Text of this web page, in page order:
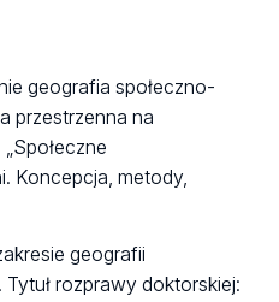
geografia społeczno-
przestrzenna na
Koncepcja, metody,
geografii
rozprawy doktorskiej: